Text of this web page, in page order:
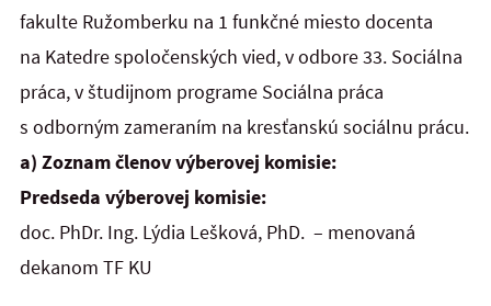
fakulte Ružomberku na 1 funkčné miesto docenta
na Katedre spoločenských vied, v odbore 33. Sociálna
práca, v študijnom programe Sociálna práca
s odborným zameraním na kresťanskú sociálnu prácu.
a) Zoznam členov výberovej komisie:
Predseda výberovej komisie:
doc. PhDr. Ing. Lýdia Lešková, PhD. – menovaná
dekanom TF KU